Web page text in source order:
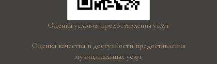
Оценка условия предоставления услуг
Оценка качества и доступности предоставления
муниципальных услуг